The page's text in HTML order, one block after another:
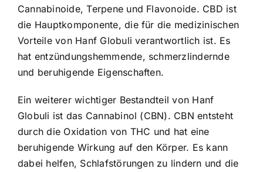
Cannabinoide, Terpene und Flavonoide. CBD ist
die Hauptkomponente, die für die medizinischen
Vorteile von Hanf Globuli verantwortlich ist. Es
hat entzündungshemmende, schmerzlindernde
und beruhigende Eigenschaften.
Ein weiterer wichtiger Bestandteil von Hanf
Globuli ist das Cannabinol (CBN). CBN entsteht
durch die Oxidation von THC und hat eine
beruhigende Wirkung auf den Körper. Es kann
dabei helfen, Schlafstörungen zu lindern und die